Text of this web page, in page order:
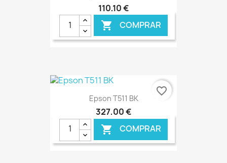
110,10 €
 COMPRAR
€ ONLINE
Epson T511 BK
327,00 €
 COMPRAR
favorite_border